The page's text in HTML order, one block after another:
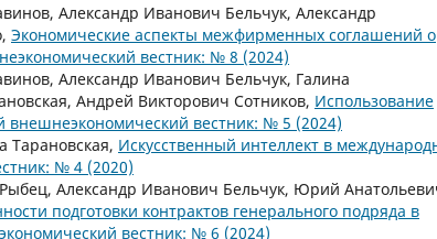
Александр Иванович Бельчук, Александр
Экономические аспекты межфирменных соглашений о
вестник: № 8 (2024)
Александр Иванович Бельчук, Галина
Андрей Викторович Сотников, Использование
внешнеэкономический вестник: № 5 (2024)
Тарановская, Искусственный интеллект в
№ 4 (2020)
Александр Иванович Бельчук, Юрий
подготовки контрактов генерального подряда в
вестник: № 6 (2024)